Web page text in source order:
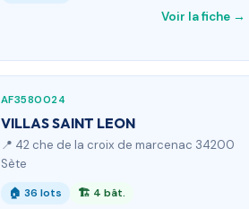
Voir la fiche →
AF3580024
VILLAS SAINT LEON
📍 42 che de la croix de marcenac 34200
Sète
🏠 36 lots 🏗 4 bât.